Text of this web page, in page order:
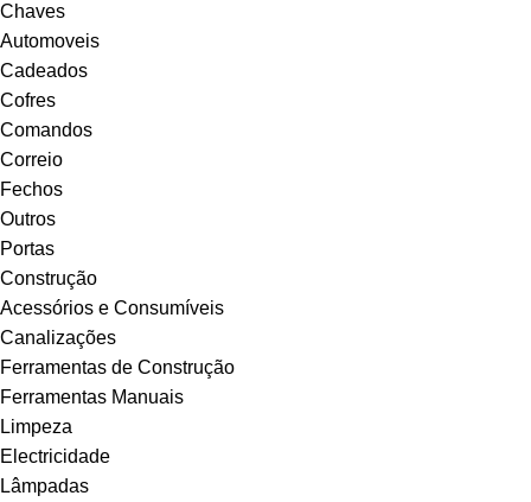
Chaves
Automoveis
Cadeados
Cofres
Comandos
Correio
Fechos
Outros
Portas
Construção
Acessórios e Consumíveis
Canalizações
Ferramentas de Construção
Ferramentas Manuais
Limpeza
Electricidade
Lâmpadas